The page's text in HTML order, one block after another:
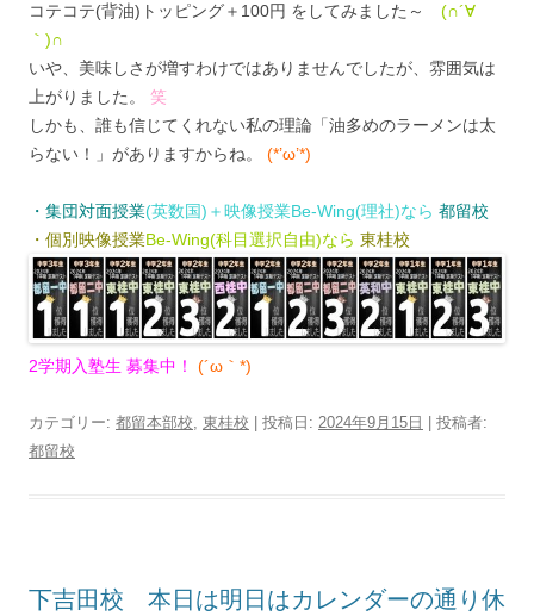
コテコテ(背油)トッピング＋100円 をしてみました～ (∩´∀
｀)∩
いや、美味しさが増すわけではありませんでしたが、雰囲気は
上がりました。 笑
しかも、誰も信じてくれない私の理論「油多めのラーメンは太
らない！」がありますからね。 (*’ω’*)
・集団対面授業(英数国)＋映像授業Be-Wing(理社)なら 都留校
・個別映像授業Be-Wing(科目選択自由)なら 東桂校
2学期入塾生 募集中！ (´ω｀*)
カテゴリー: 都留本部校 東桂校 | 投稿日: 2024年9月15日
投稿者:
都留校
下吉田校 本日は明日はカレンダーの通り休